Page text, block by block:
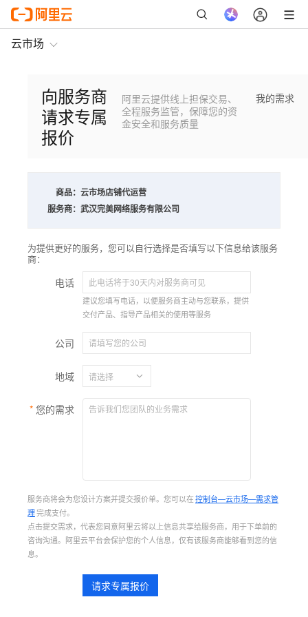
云市场
向服务商
请求专属
报价
阿里云提供线上担保交易、
全程服务监管，保障您的资
金安全和服务质量
我的需求
商品： 云市场店铺代运营
服务商： 武汉完美网络服务有限公司
为提供更好的服务，您可以自行选择是否填写以下信息给该服务
商：
电话
建议您填写电话，以便服务商主动与您联系，提供
交付产品、指导产品相关的使用等服务
公司
地域
您的需求
服务商将会为您设计方案并提交报价单。您可以在控制台—云市场—需求管
理完成支付。
点击提交需求，代表您同意阿里云将以上信息共享给服务商，用于下单前的
咨询沟通。阿里云平台会保护您的个人信息，仅有该服务商能够看到您的信
息。
请求专属报价